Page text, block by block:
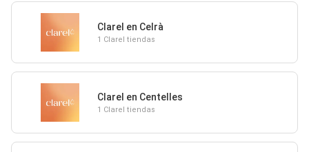
Clarel en Celrà
1 Clarel tiendas
Clarel en Centelles
1 Clarel tiendas